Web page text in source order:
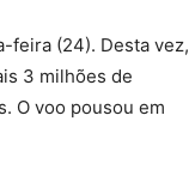
feira (24). Desta vez,
3 milhões de
O voo pousou em